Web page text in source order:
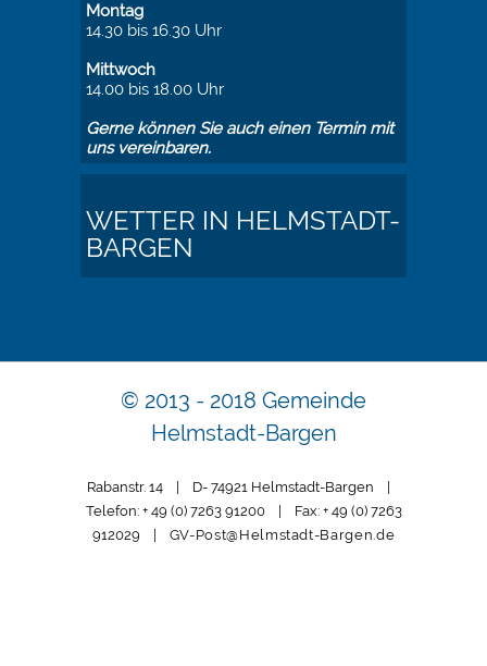
Montag
14.30 bis 16.30 Uhr
Mittwoch
14.00 bis 18.00 Uhr
Gerne können Sie auch einen Termin mit
uns vereinbaren.
WETTER IN HELMSTADT-
BARGEN
© 2013 - 2018 Gemeinde
Helmstadt-Bargen
Rabanstr. 14 | D- 74921 Helmstadt-Bargen |
Telefon: + 49 (0) 7263 91200 | Fax: + 49 (0) 7263
912029 | GV-Post@Helmstadt-Bargen.de